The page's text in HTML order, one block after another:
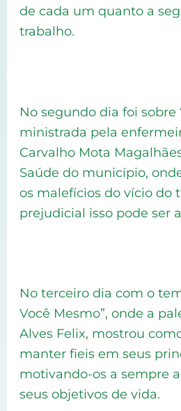
de cada um quanto a
trabalho.
No segundo dia foi sobre
ministrada pela
Carvalho Mota
Saúde do município,
os malefícios do vício do
prejudicial isso pode ser
No terceiro dia com o
Você Mesmo”, onde a
Alves Felix, mostrou
manter fieis em seus
motivando-os a sempre
seus objetivos de vida.